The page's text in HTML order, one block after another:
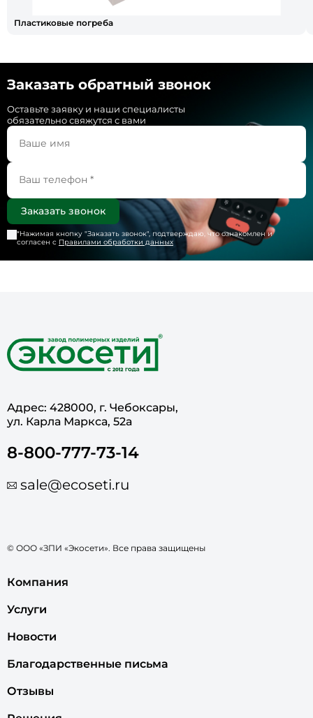
Пластиковые погреба
Заказать обратный звонок
Оставьте заявку и наши специалисты
обязательно свяжутся с вами
*Нажимая кнопку "Заказать звонок", подтверждаю, что ознакомлен и
согласен с Правилами обработки данных
Адрес: 428000, г. Чебоксары,
ул. Карла Маркса, 52а
8-800-777-73-14
sale@ecoseti.ru
© ООО «ЗПИ «Экосети». Все права защищены
Компания
Услуги
Новости
Благодарственные письма
Отзывы